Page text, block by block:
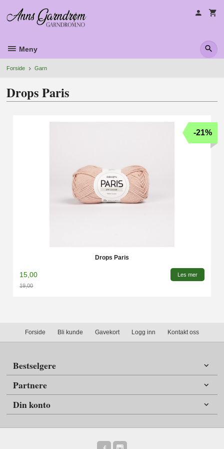
Meny
Forside Garn
Drops Paris
Drops Paris
15,00
19,00
-21%
Les mer
Forside Bli kunde Gavekort Logg inn Kontakt oss
Bestselgere
Partnere
Din konto